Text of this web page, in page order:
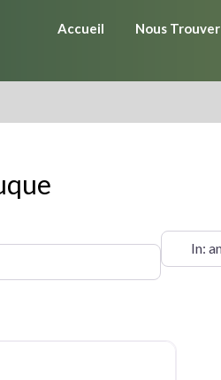
Accueil Nous Trouver
OÙ ?